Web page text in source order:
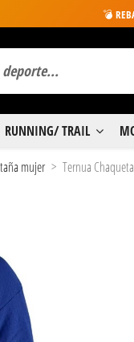
💣
RUNNING/ TRAIL
mujer Ternua